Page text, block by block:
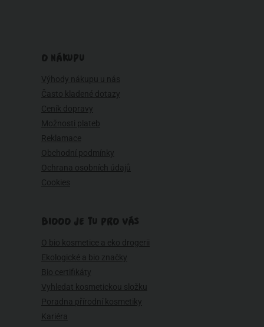
O NÁKUPU
Výhody nákupu u nás
Často kladené dotazy
Ceník dopravy
Možnosti plateb
Reklamace
Obchodní podmínky
Ochrana osobních údajů
Cookies
BIOOO JE TU PRO VÁS
O bio kosmetice a eko drogerii
Ekologické a bio značky
Bio certifikáty
Vyhledat kosmetickou složku
Poradna přírodní kosmetiky
Kariéra